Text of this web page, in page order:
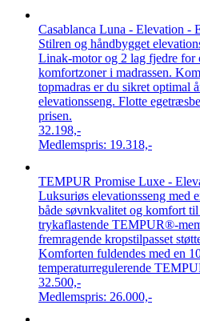
Casablanca Luna - Elevation -
Stilren og håndbygget
Linak-motor og 2 lag fjedre for
komfortzoner i madrassen.
topmadras er du sikret optimal
elevationsseng. Flotte
prisen.
32.198,-
Medlemspris: 19.318,-
TEMPUR Promise Luxe -
Luksuriøs elevationsseng med
både søvnkvalitet og komfort
trykaflastende TEMPUR®-
fremragende kropstilpasset
Komforten fuldendes med en
temperaturregulerende
32.500,-
Medlemspris: 26.000,-